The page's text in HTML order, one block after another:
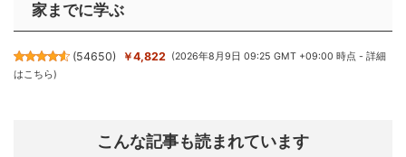
家までに学ぶ
(54650) ￥4,822 (2026年8月9日 09:25 GMT +09:00 時点 -詳細
はこちら)
こんな記事も読まれています